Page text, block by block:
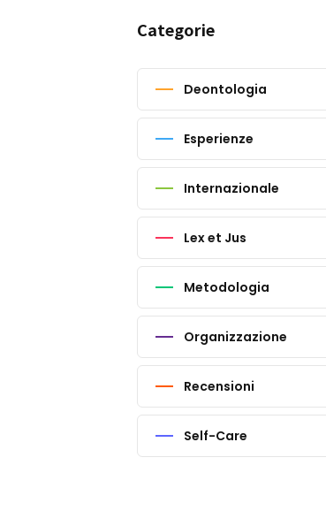
Categorie
Deontologia
Esperienze
Internazionale
Lex et Jus
Metodologia
Organizzazione
Recensioni
Self-Care